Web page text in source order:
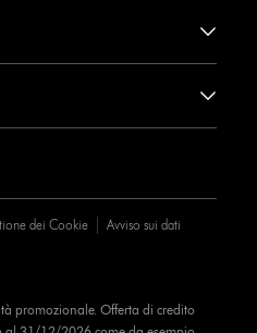
dei Cookie Avviso sui dati
promozionale. Offerta di credito